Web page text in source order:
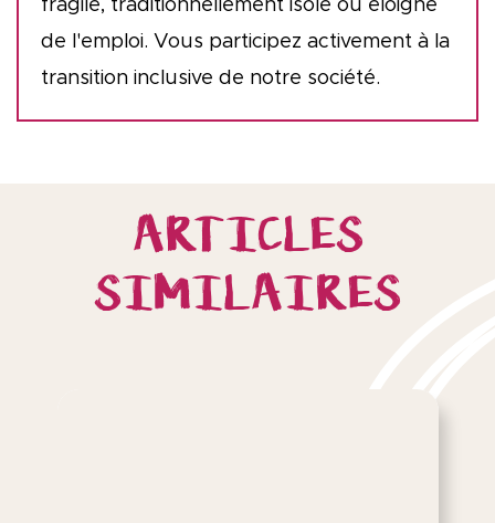
fragile, traditionnellement isolé ou éloigné
de l'emploi. Vous participez activement à la
transition inclusive de notre société.
ARTICLES
SIMILAIRES